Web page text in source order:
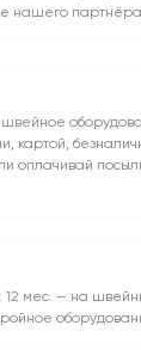
нашего
швейное
картой,
оплачивай
12 мес. — на